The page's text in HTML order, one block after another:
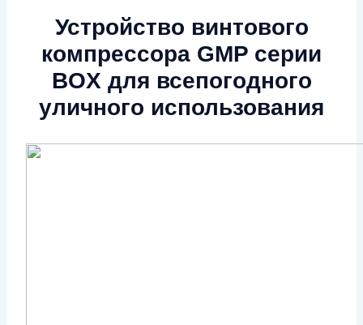
Устройство винтового
компрессора GMP серии
BOX для всепогодного
уличного использования